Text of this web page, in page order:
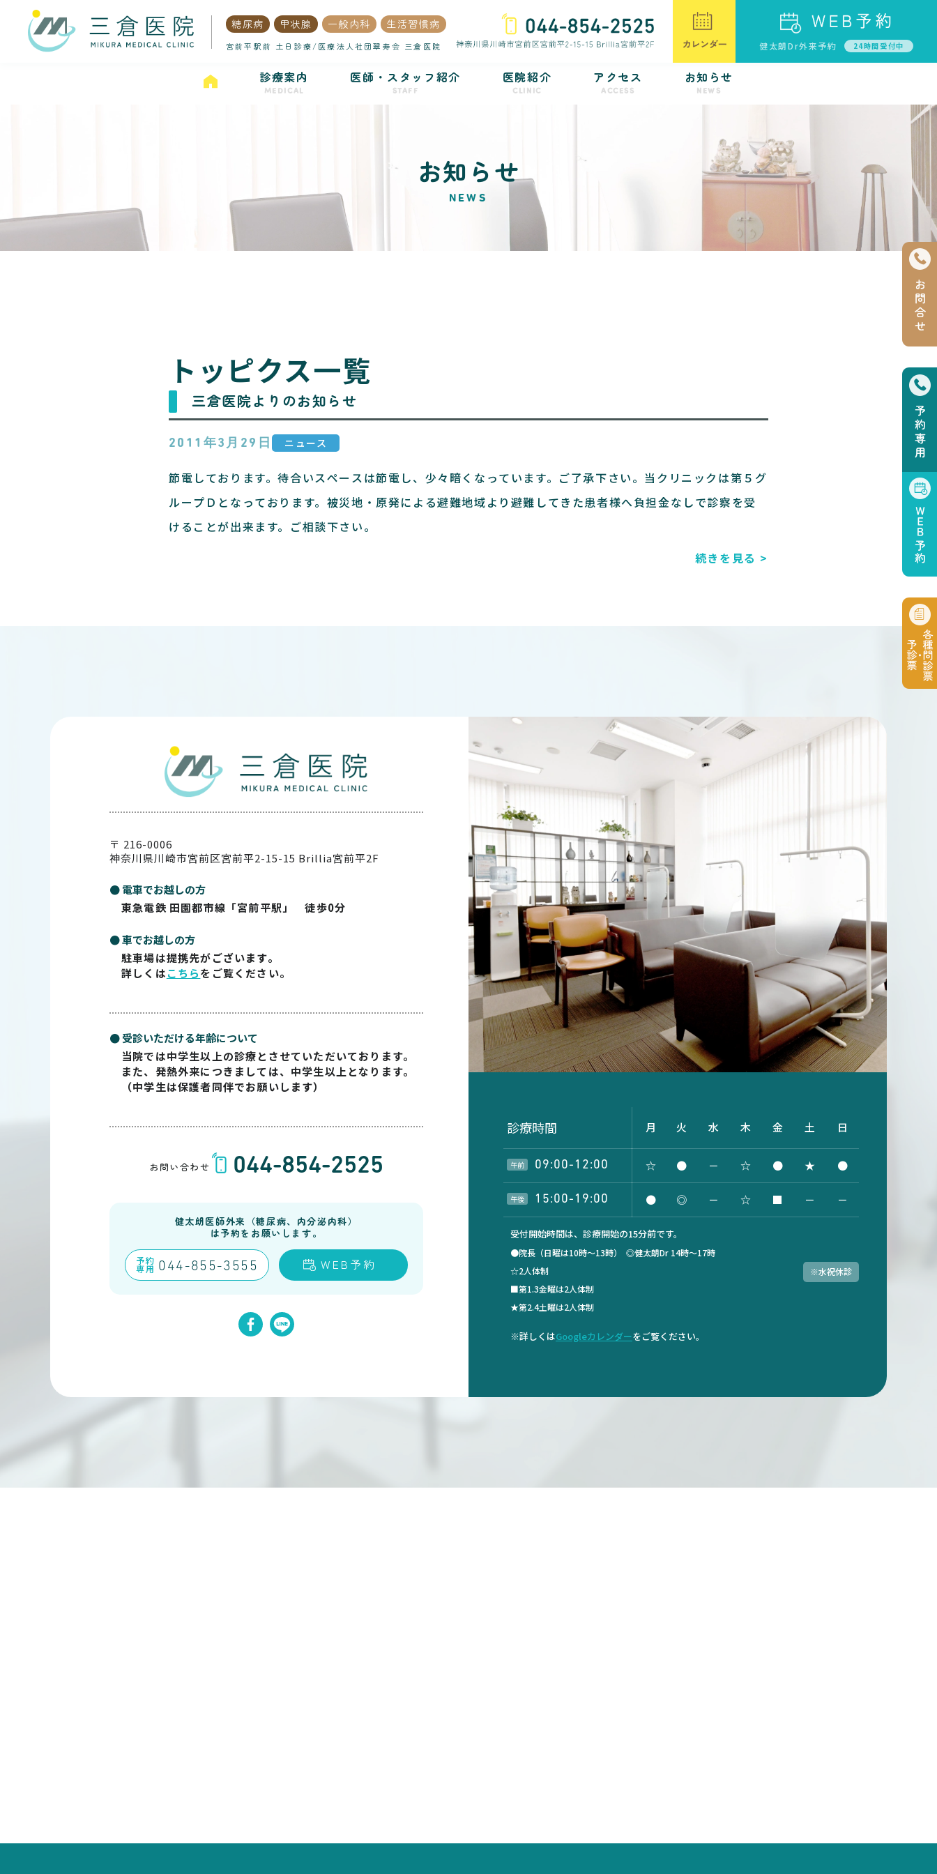
糖尿病 甲状腺 一般内科 生活習慣病
宮前平駅前 土日診療/医療法人社団翠寿会 三倉医院 健太朗Dr外来予約 24時間受付中
診療案内
MEDICAL
医師・スタッフ紹介
STAFF
医院紹介
CLINIC
アクセス
ACCESS
お知らせ
NEWS
お知らせ
NEWS
トッピクス一覧
三倉医院よりのお知らせ
2011年3月29日 ニュース
節電しております。待合いスペースは節電し、少々暗くなっています。ご了承下さい。当クリニックは第５グ
ループＤとなっております。被災地・原発による避難地域より避難してきた患者様へ負担金なしで診察を受
けることが出来ます。ご相談下さい。
続きを見る >
〒 216-0006
神奈川県川崎市宮前区宮前平2-15-15 Brillia宮前平2F
● 電車でお越しの方
東急電鉄 田園都市線「宮前平駅」 徒歩0分
● 車でお越しの方
駐車場は提携先がございます。
詳しくはこちらをご覧ください。
● 受診いただける年齢について
当院では中学生以上の診療とさせていただいております。
また、発熱外来につきましては、中学生以上となります。
（中学生は保護者同伴でお願いします）
お問い合わせ 044-854-2525
健太朗医師外来（糖尿病、内分泌内科）
は予約をお願いします。
予約
専用 044-855-3555 WEB予約
診療時間 月 火 水 木 金 土 日
午前 09:00-12:00 ☆ ● － ☆ ● ★ ●
午後 15:00-19:00 ● ◎ － ☆ ■ － －
受付開始時間は、診療開始の15分前です。
●院長（日曜は10時～13時） ◎健太朗Dr 14時～17時
☆2人体制
■第1.3金曜は2人体制
★第2.4土曜は2人体制
※水祝休診
※詳しくはGoogleカレンダーをご覧ください。